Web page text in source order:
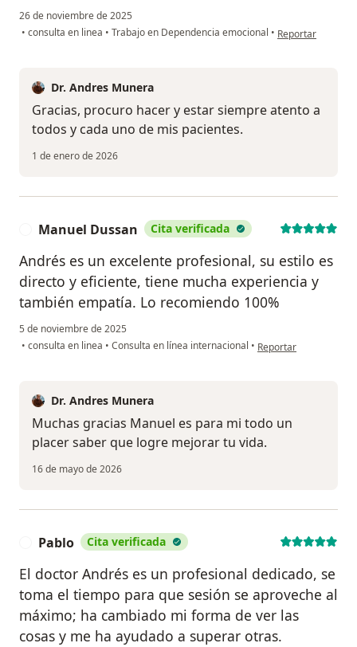
26 de noviembre de 2025
• consulta en linea • Trabajo en Dependencia emocional • en opinión del
Reportar
Dr. Andres Munera
Gracias, procuro hacer y estar siempre atento a
todos y cada uno de mis pacientes.
1 de enero de 2026
Manuel Dussan Cita verificada
Andrés es un excelente profesional, su estilo es
directo y eficiente, tiene mucha experiencia y
también empatía. Lo recomiendo 100%
5 de noviembre de 2025
• consulta en linea • Consulta en línea internacional • en opinión del
Reportar
Dr. Andres Munera
Muchas gracias Manuel es para mi todo un
placer saber que logre mejorar tu vida.
16 de mayo de 2026
Pablo Cita verificada
El doctor Andrés es un profesional dedicado, se
toma el tiempo para que sesión se aproveche al
máximo; ha cambiado mi forma de ver las
cosas y me ha ayudado a superar otras.